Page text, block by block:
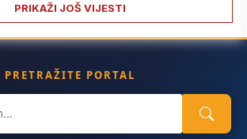
PRIKAŽI JOŠ VIJESTI
PRETRAŽITE PORTAL